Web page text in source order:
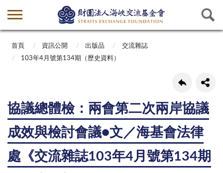
首頁 資訊公開 出版品
交流雜誌
103年4月號第134期（歷史資料）
協議總體檢：兩會第二次兩岸協議
成效與檢討會議●文／海基會法律
處《交流雜誌103年4月號第134期